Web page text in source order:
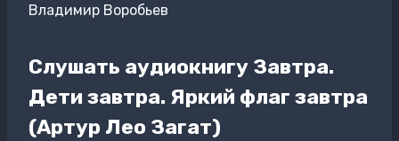
Владимир Воробьев
Слушать аудиокнигу Завтра.
Дети завтра. Яркий флаг завтра
(Артур Лео Загат)